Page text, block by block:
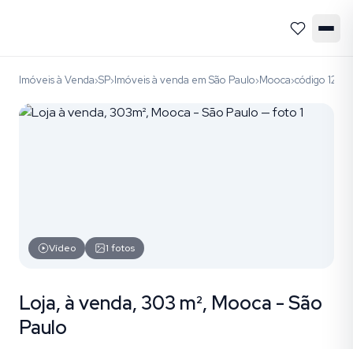
Imóveis à Venda›SP›Imóveis à venda em São Paulo›Mooca›código
Vídeo 1 fotos
Loja, à venda, 303 m², Mooca - São
Paulo